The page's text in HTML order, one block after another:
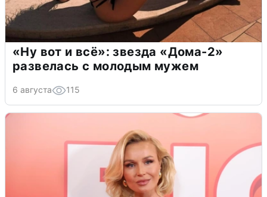
«Ну вот и всё»: звезда «Дома-2»
развелась с молодым мужем
6 августа 115